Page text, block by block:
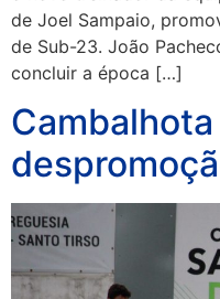
de Joel Sampaio,
de Sub-23. João
concluir a época […]